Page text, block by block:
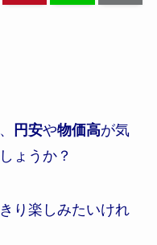
円安や物価高が気
ょうか？
り楽しみたいけれ